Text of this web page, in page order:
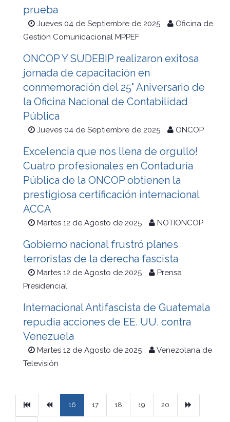
prueba
Jueves 04 de Septiembre de 2025
Oficina de
Gestión Comunicacional MPPEF
ONCOP Y SUDEBIP realizaron exitosa
jornada de capacitación en
conmemoración del 25° Aniversario de
la Oficina Nacional de Contabilidad
Pública
Jueves 04 de Septiembre de 2025 ONCOP
Excelencia que nos llena de orgullo!
Cuatro profesionales en Contaduría
Pública de la ONCOP obtienen la
prestigiosa certificación internacional
ACCA
Martes 12 de Agosto de 2025 NOTIONCOP
Gobierno nacional frustró planes
terroristas de la derecha fascista
Martes 12 de Agosto de 2025
Prensa
Presidencial
Internacional Antifascista de Guatemala
repudia acciones de EE. UU. contra
Venezuela
Martes 12 de Agosto de 2025
Venezolana de
Televisión
PrimeraPrevious
16 17 18 19 20